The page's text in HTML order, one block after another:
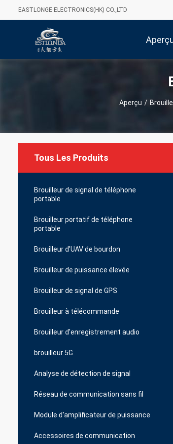
EASTLONGE ELECTRONICS(HK) CO.,LTD
Aperçu /
Tous Les Produits
Brouilleur de signal de téléphone
portable
Brouilleur portatif de téléphone
portable
Brouilleur d'UAV de bourdon
Brouilleur de puissance élevée
Brouilleur de signal de GPS
Brouilleur à télécommande
Brouilleur d'enregistrement audio
brouilleur 5G
Analyse de détection de signal
Réseau de communication sans fil
Module d'amplificateur de puissance
Accessoires de communication